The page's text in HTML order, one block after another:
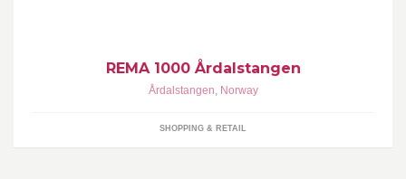
REMA 1000 Årdalstangen
Årdalstangen, Norway
SHOPPING & RETAIL